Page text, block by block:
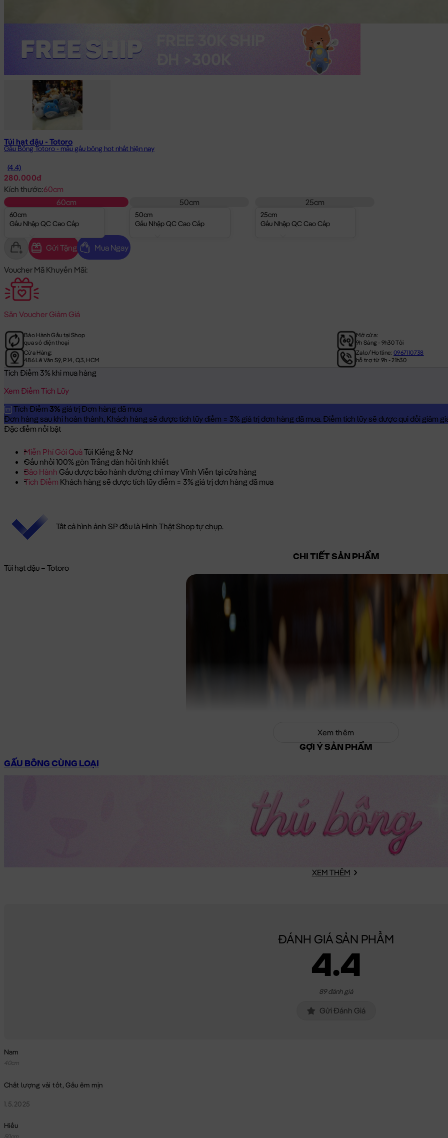
Túi hạt đậu - Totoro
Gấu Bông Totoro - mẫu gấu bông hot nhất hiện nay
(4.4)
280.000đ
Kích thước:60cm
60cm
60cm
Gấu Nhập QC Cao Cấp
50cm
50cm
Gấu Nhập QC Cao Cấp
25cm
25cm
Gấu Nhập QC Cao Cấp
Gửi Tặng Mua Ngay
Voucher Mã Khuyến Mãi:
Săn Voucher Giảm Giá
Bảo Hành Gấu tại Shop
qua số điện thoại
Mở cửa:
9h Sáng - 9h30 Tối
Cửa Hàng:
486 Lê Văn Sỹ, P.14, Q.3, HCM
Zalo/Hotline:0967110738
hỗ trợ từ 9h - 21h30
Tích Điểm 3% khi mua hàng
Xem Điểm Tích Lũy
Tích Điểm 3% giá trị Đơn hàng đã mua
Đơn hàng sau khi hoàn thành, Khách hàng sẽ được tích lũy điểm = 3% giá trị đơn hàng đã mua. Điểm tích lũy sẽ được qui đổi giảm
Đặc điểm nổi bật
Miễn Phí Gói QuàTúi Kiếng & Nơ
Gấu nhồi 100% gòn Trắng đàn hồi tinh khiết
Bảo Hành Gấu được bảo hành đường chỉ may Vĩnh Viễn tại cửa hàng
Tích Điểm Khách hàng sẽ được tích lũy điểm = 3% giá trị đơn hàng đã mua
Tất cả hình ảnh SP đều là Hình Thật Shop tự chụp.
CHI TIẾT SẢN PHẨM
Túi hạt đậu – Totoro
Xem thêm
GỢI Ý SẢN PHẨM
GẤU BÔNG CÙNG LOẠI
XEM THÊM
ĐÁNH GIÁ SẢN PHẨM
4.4
89 đánh giá
Gửi Đánh Giá
Nam
40cm
Chất lượng vải tốt, Gấu êm mịn
1.5.2025
Hiếu
50cm